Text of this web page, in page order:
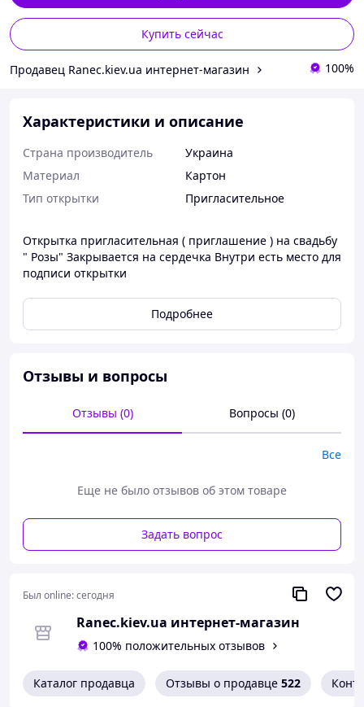
Купить сейчас
Продавец Ranec.kiev.ua интернет-магазин 100%
Характеристики и описание
Страна производитель
Украина
Материал
Картон
Тип открытки
Пригласительное
Открытка пригласительная ( приглашение ) на свадьбу
" Розы" Закрывается на сердечка Внутри есть место для
подписи открытки
Подробнее
Отзывы и вопросы
Отзывы (0) Вопросы (0)
Все
Еще не было отзывов об этом товаре
Задать вопрос
Был online:сегодня
Ranec.kiev.ua интернет-магазин
100% положительных отзывов
Каталог продавца Отзывы о продавце 522